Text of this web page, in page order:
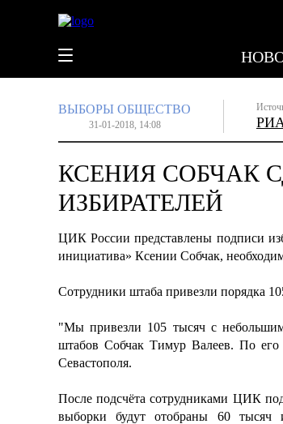
ВЫБОРЫ ОБЩЕСТВО
31-01-2018, 14:08
КСЕНИЯ СОБЧАК
ИЗБИРАТЕЛЕЙ
ЦИК России представлены подписи
инициатива» Ксении Собчак,
Сотрудники штаба привезли порядка
"Мы привезли 105 тысяч с
штабов Собчак Тимур Валеев. По его
Севастополя.
После подсчёта сотрудниками ЦИК
выборки будут отобраны 60 тысяч